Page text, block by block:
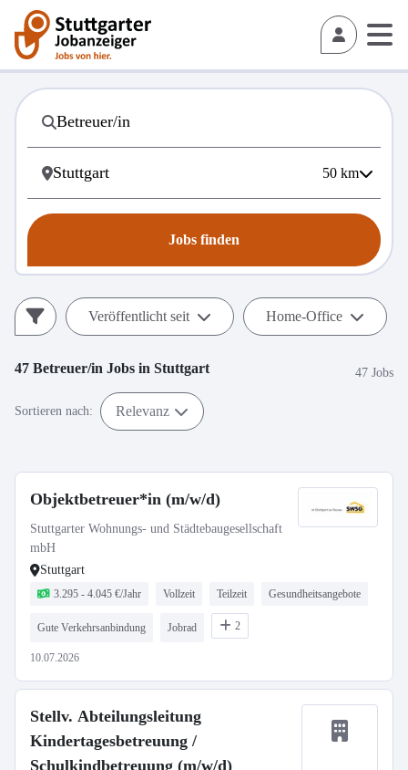
50 km
Jobs finden
Veröffentlicht seit Home-Office
47 Betreuer/in Jobs in Stuttgart 47 Jobs
Sortieren nach: Relevanz
Objektbetreuer*in (m/w/d)
Stuttgarter Wohnungs- und Städtebaugesellschaft
mbH
Stuttgart
3.295 - 4.045 €/Jahr Vollzeit Teilzeit Gesundheitsangebote
Gute Verkehrsanbindung Jobrad 2
10.07.2026
Stellv. Abteilungsleitung
Kindertagesbetreuung /
Schulkindbetreuung (m/w/d)